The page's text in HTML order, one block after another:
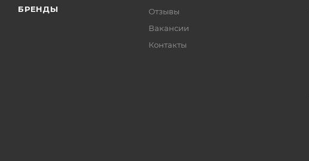
БРЕНДЫ
Отзывы
Вакансии
Контакты